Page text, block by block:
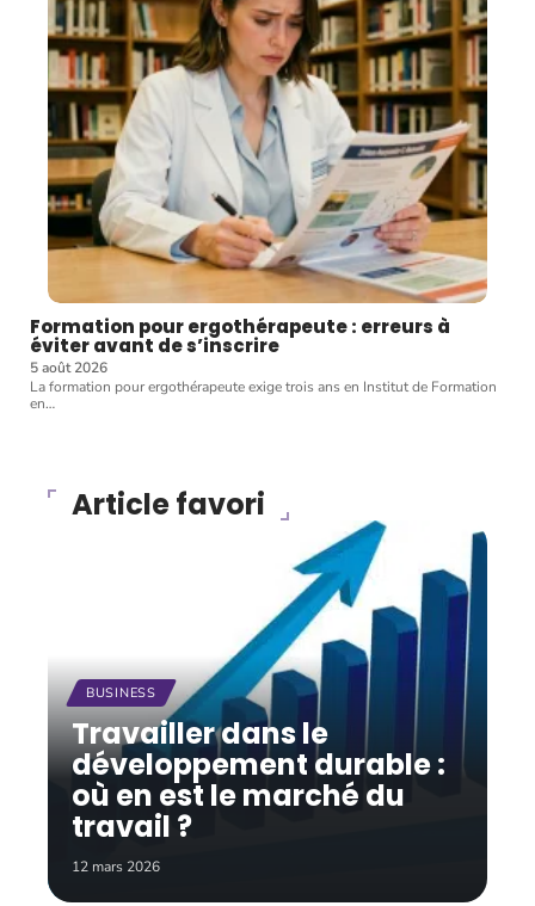
Formation pour ergothérapeute : erreurs à
éviter avant de s’inscrire
5 août 2026
La formation pour ergothérapeute exige trois ans en Institut de Formation
en…
Article favori
BUSINESS
Travailler dans le
développement durable :
où en est le marché du
travail ?
12 mars 2026